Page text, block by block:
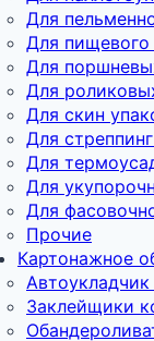
Для
Для пищевого
Для
Для
Для скин
Для
Для
Для
Для
Прочие
Картонажное
Заклейщики